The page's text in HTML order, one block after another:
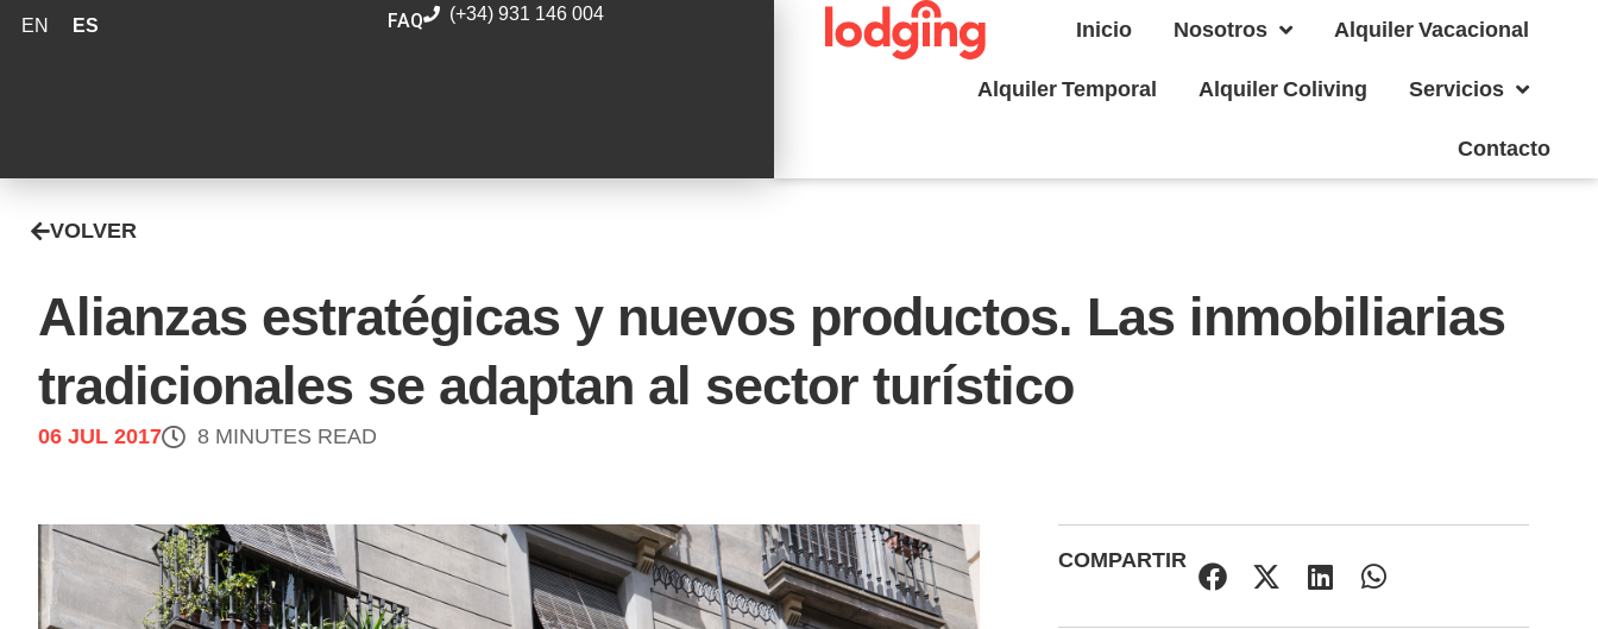
EN ES FAQ (+34) 931 146 004
Inicio Nosotros Alquiler Vacacional
Alquiler Temporal Alquiler Coliving Servicios
Contacto
VOLVER
Alianzas estratégicas y nuevos productos. Las inmobiliarias
tradicionales se adaptan al sector turístico
06 JUL 2017 8 MINUTES READ
COMPARTIR